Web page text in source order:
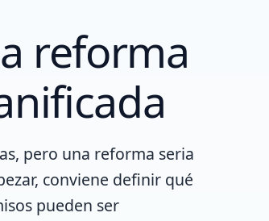
reforma
pero una reforma seria
conviene definir qué
pueden ser